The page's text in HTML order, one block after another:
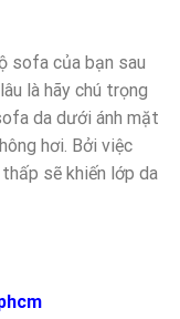
sofa của bạn sau
là hãy chú trọng
da dưới ánh mặt
hơi. Bởi việc
sẽ khiến lớp da